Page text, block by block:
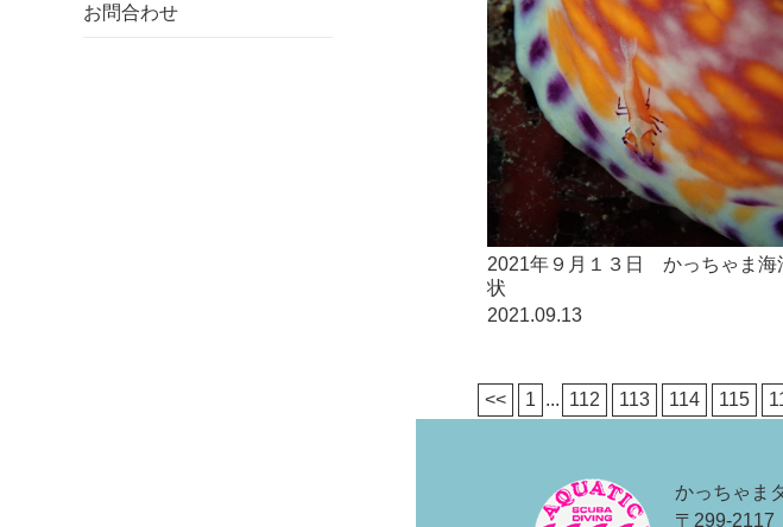
お問合わせ
2021年９月１３日 かっちゃま海
状
2021.09.13
<< 1 ... 112 113 114 115
かっちゃま
〒299-2117